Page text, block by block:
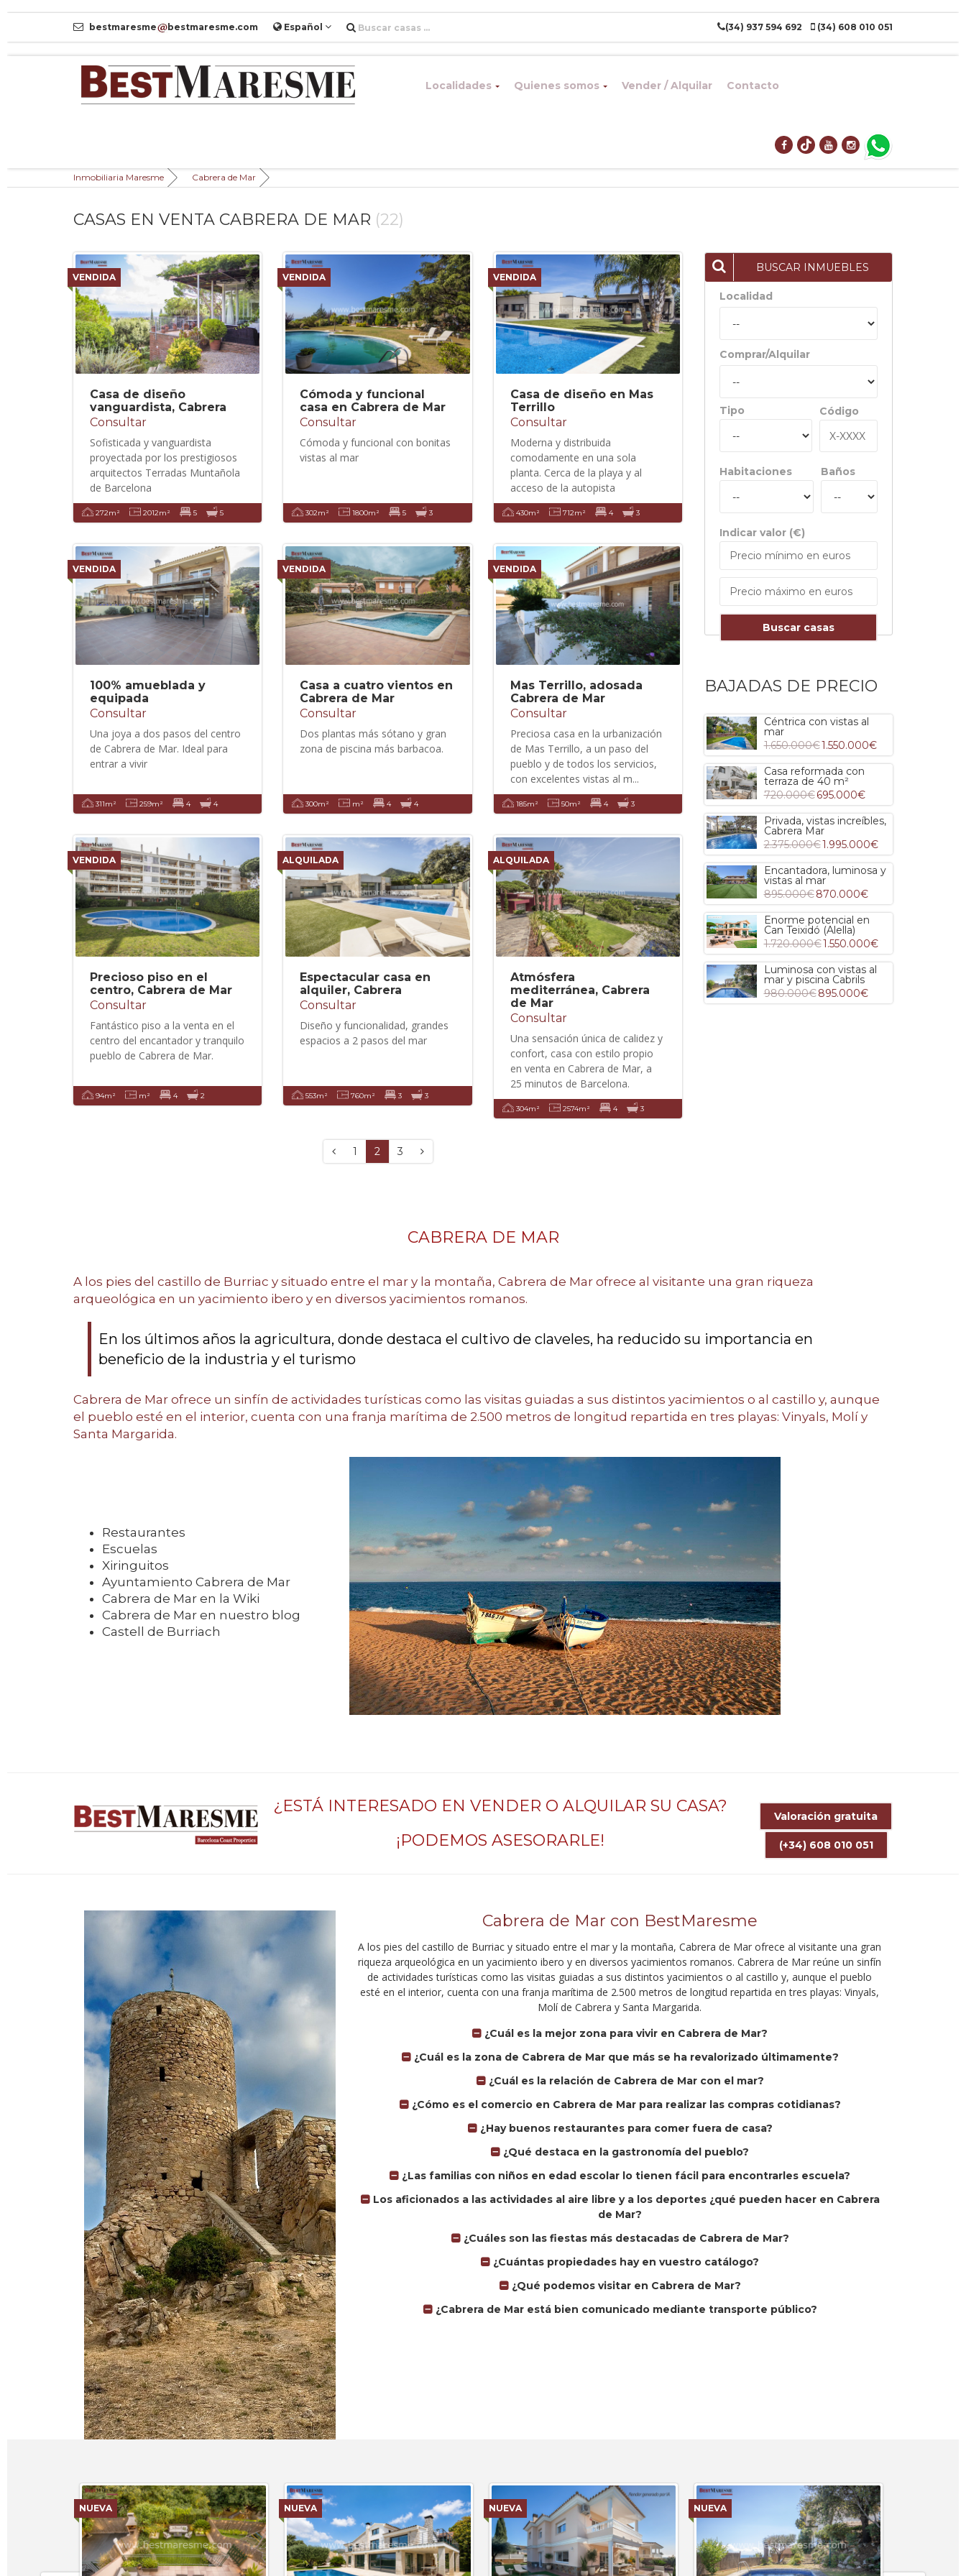
bestmaresme bestmaresme.com Español (34) 937 594 692 (34) 608 010 051
Localidades Quienes somos Vender / Alquilar Contacto
Inmobiliaria Maresme Cabrera de Mar
CASAS EN VENTA CABRERA DE MAR (22)
VENDIDA
Casa de diseño
vanguardista, Cabrera
Consultar
Sofisticada y vanguardista
proyectada por los prestigiosos
arquitectos Terradas Muntañola
de Barcelona
272m² 2012m² 5 5
VENDIDA
Cómoda y funcional
casa en Cabrera de Mar
Consultar
Cómoda y funcional con bonitas
vistas al mar
302m² 1800m² 5 3
VENDIDA
Casa de diseño en Mas
Terrillo
Consultar
Moderna y distribuida
comodamente en una sola
planta. Cerca de la playa y al
acceso de la autopista
430m² 712m² 4 3
VENDIDA
100% amueblada y
equipada
Consultar
Una joya a dos pasos del centro
de Cabrera de Mar. Ideal para
entrar a vivir
311m² 259m² 4 4
VENDIDA
Casa a cuatro vientos en
Cabrera de Mar
Consultar
Dos plantas más sótano y gran
zona de piscina más barbacoa.
300m² m² 4 4
VENDIDA
Mas Terrillo, adosada
Cabrera de Mar
Consultar
Preciosa casa en la urbanización
de Mas Terrillo, a un paso del
pueblo y de todos los servicios,
con excelentes vistas al m...
185m² 50m² 4 3
VENDIDA
Precioso piso en el
centro, Cabrera de Mar
Consultar
Fantástico piso a la venta en el
centro del encantador y tranquilo
pueblo de Cabrera de Mar.
94m² m² 4 2
ALQUILADA
Espectacular casa en
alquiler, Cabrera
Consultar
Diseño y funcionalidad, grandes
espacios a 2 pasos del mar
553m² 760m² 3 3
ALQUILADA
Atmósfera
mediterránea, Cabrera
de Mar
Consultar
Una sensación única de calidez y
confort, casa con estilo propio
en venta en Cabrera de Mar, a
25 minutos de Barcelona.
304m² 2574m² 4 3
1 2 3
BUSCAR INMUEBLES
Localidad
Comprar/Alquilar
Tipo Código
Habitaciones Baños
Indicar valor (€)
Buscar casas
BAJADAS DE PRECIO
Céntrica con vistas al
mar
1.650.000€1.550.000€
Casa reformada con
terraza de 40 m²
720.000€695.000€
Privada, vistas increíbles,
Cabrera Mar
2.375.000€1.995.000€
Encantadora, luminosa y
vistas al mar
895.000€870.000€
Enorme potencial en
Can Teixidó (Alella)
1.720.000€1.550.000€
Luminosa con vistas al
mar y piscina Cabrils
980.000€895.000€
CABRERA DE MAR
A los pies del castillo de Burriac y situado entre el mar y la montaña, Cabrera de Mar ofrece al visitante una gran riqueza
arqueológica en un yacimiento ibero y en diversos yacimientos romanos.
En los últimos años la agricultura, donde destaca el cultivo de claveles, ha reducido su importancia en
beneficio de la industria y el turismo
Cabrera de Mar ofrece un sinfín de actividades turísticas como las visitas guiadas a sus distintos yacimientos o al castillo y, aunque
el pueblo esté en el interior, cuenta con una franja marítima de 2.500 metros de longitud repartida en tres playas: Vinyals, Molí y
Santa Margarida.
Restaurantes
Escuelas
Xiringuitos
Ayuntamiento Cabrera de Mar
Cabrera de Mar en la Wiki
Cabrera de Mar en nuestro blog
Castell de Burriach
¿ESTÁ INTERESADO EN VENDER O ALQUILAR SU CASA?
¡PODEMOS ASESORARLE!
Valoración gratuita
(+34) 608 010 051
Cabrera de Mar con BestMaresme
A los pies del castillo de Burriac y situado entre el mar y la montaña, Cabrera de Mar ofrece al visitante una gran
riqueza arqueológica en un yacimiento ibero y en diversos yacimientos romanos. Cabrera de Mar reúne un sinfín
de actividades turísticas como las visitas guiadas a sus distintos yacimientos o al castillo y, aunque el pueblo
esté en el interior, cuenta con una franja marítima de 2.500 metros de longitud repartida en tres playas: Vinyals,
Molí de Cabrera y Santa Margarida.
¿Cuál es la mejor zona para vivir en Cabrera de Mar?
¿Cuál es la zona de Cabrera de Mar que más se ha revalorizado últimamente?
¿Cuál es la relación de Cabrera de Mar con el mar?
¿Cómo es el comercio en Cabrera de Mar para realizar las compras cotidianas?
¿Hay buenos restaurantes para comer fuera de casa?
¿Qué destaca en la gastronomía del pueblo?
¿Las familias con niños en edad escolar lo tienen fácil para encontrarles escuela?
Los aficionados a las actividades al aire libre y a los deportes ¿qué pueden hacer en Cabrera
de Mar?
¿Cuáles son las fiestas más destacadas de Cabrera de Mar?
¿Cuántas propiedades hay en vuestro catálogo?
¿Qué podemos visitar en Cabrera de Mar?
¿Cabrera de Mar está bien comunicado mediante transporte público?
NUEVA NUEVA NUEVA NUEVA